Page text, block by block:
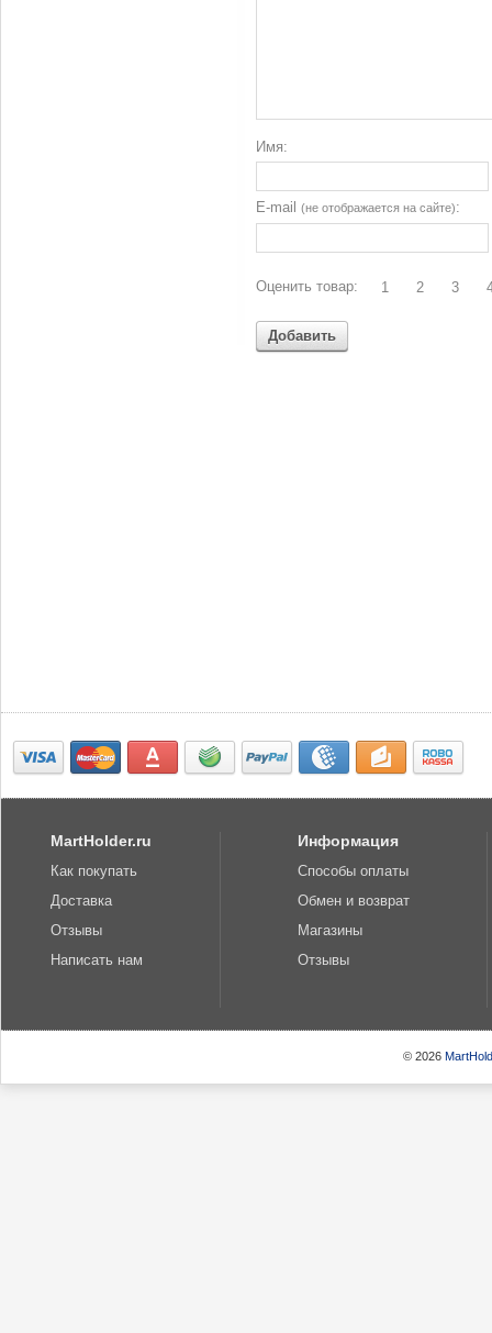
Имя:
E-mail (не отображается на сайте):
Оценить товар: 1 2 3
Добавить
MartHolder.ru
Как покупать
Доставка
Отзывы
Написать нам
Информация
Способы оплаты
Обмен и возврат
Магазины
Отзывы
© 2026